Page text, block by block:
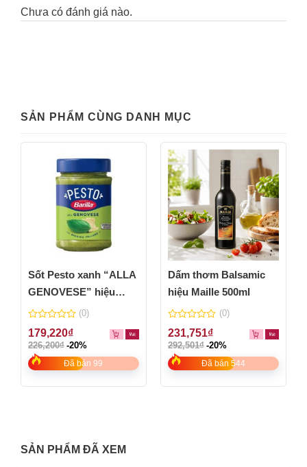
Chưa có đánh giá nào.
SẢN PHẨM CÙNG DANH MỤC
Sốt Pesto xanh “ALLA
GENOVESE” hiệu
Barilla – lọ 190g
0
out
of
5
(0)
179,220₫
226,200₫ -20%
Đã bán 99
Dấm thơm Balsamic
hiệu Maille 500ml
0
out
of
5
(0)
231,751₫
292,501₫ -20%
Đã bán 544
SẢN PHẨM ĐÃ XEM